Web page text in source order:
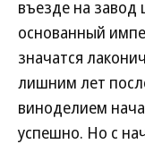
въезде на
основанный
значатся
лишним лет
виноделием
успешно. Но с